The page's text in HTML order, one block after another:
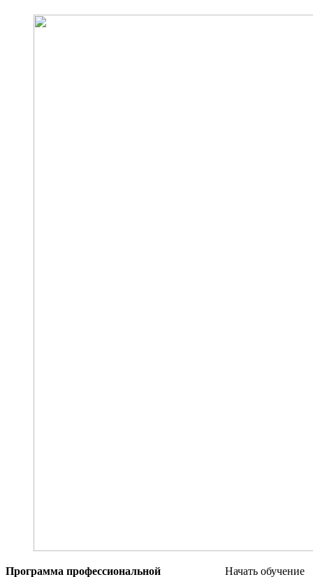
Начать обучение
Программа профессиональной